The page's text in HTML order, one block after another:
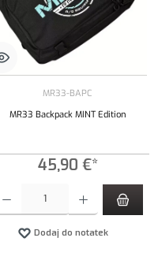
MR33-BAPC
MR33 Backpack MINT Edition
45,90 €*
Dodaj do notatek